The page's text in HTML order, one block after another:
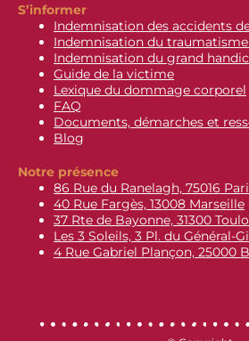
S’informer
Indemnisation des accidents
Indemnisation du
Indemnisation du grand
Guide de la victime
Lexique du dommage corporel
FAQ
Documents, démarches et
Blog
Notre présence
86 Rue du Ranelagh, 75016
40 Rue Fargès, 13008 Marseille
37 Rte de Bayonne, 31300
Les 3 Soleils, 3 Pl. du Général-
4 Rue Gabriel Plançon, 25000